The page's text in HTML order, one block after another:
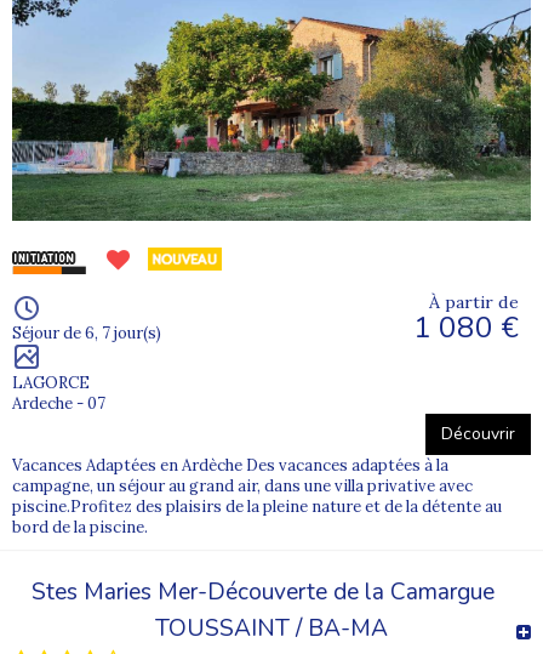
adaptés en octobre
invitent à profiter pleinement des paysages
automnaux et d’un rythme plus doux. Lesséjours adaptés à la
offrent quant à eux une parenthèse idéale pour se
changer les idées avant l’hiver.
Selon les destinations et les profils, certains séjours permettent
uneinscription en couple, favorisant ainsi des vacances
partagées dans un cadre sécurisé.
d’autonomie
Chaque séjour adapté proposé par Supernova correspond à un
niveau d’autonomie précis
: moyenne, bonne ou très bonne
autonomie. Cette classification repose sur plusieurs critères
essentiels : le type d’hébergement, l’environnement, les
équipements disponibles et le taux d’encadrement.
Il est indispensable de bien évaluer les capacités, les besoins et les
comportements du futur vacancier afin de garantir des vacances
adaptées, sécurisées et épanouissantes.
: présence discrète de 2 à 3
Séjour de 6, 7 jour(s)
LAGORCE
Ardeche - 07
À partir de
1 080 €
Découvrir
Vacances Adaptées en Ardèche Des vacances adaptées à la
campagne, un séjour au grand air, dans une villa privative avec
piscine.Profitez des plaisirs de la pleine nature et de la détente au
bord de la piscine.
Stes Maries Mer-Découverte de la Camargue
TOUSSAINT / BA-MA